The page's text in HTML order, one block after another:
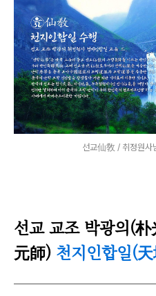
선교仙敎 / 취정원사
선교 교조 박광의(
元師) 천지인합일(